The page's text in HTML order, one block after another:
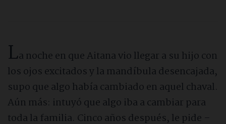
Psicólogos
ONG’s y Asociaciones
La noche en que Aitana vio llegar a su hijo con
los ojos excitados y la mandíbula desencajada,
supo que algo había cambiado en aquel chaval.
Aún más: intuyó que algo iba a cambiar para
toda la familia. Cinco años después, le pide –